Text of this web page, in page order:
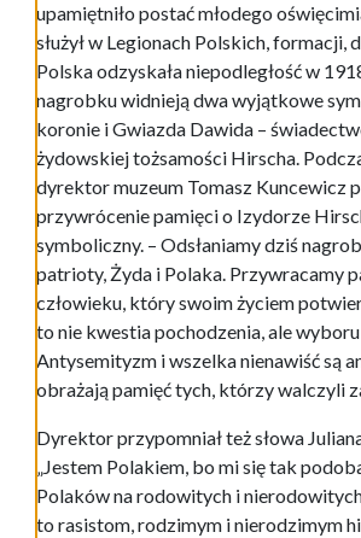
upamiętniło postać młodego
służył w Legionach Polskich, formacji,
Polska odzyskała niepodległość w
nagrobku widnieją dwa wyjątkowe
koronie i Gwiazda Dawida –
żydowskiej tożsamości Hirscha.
dyrektor muzeum Tomasz Kuncewicz
przywrócenie pamięci o Izydorze
symboliczny. – Odsłaniamy dziś
patrioty, Żyda i Polaka. Przywracamy
człowieku, który swoim życiem
to nie kwestia pochodzenia, ale
Antysemityzm i wszelka nienawiść są
obrażają pamięć tych, którzy walczyli
Dyrektor przypomniał też słowa
„Jestem Polakiem, bo mi się tak
Polaków na rodowitych i
to rasistom, rodzimym i nierodzimym